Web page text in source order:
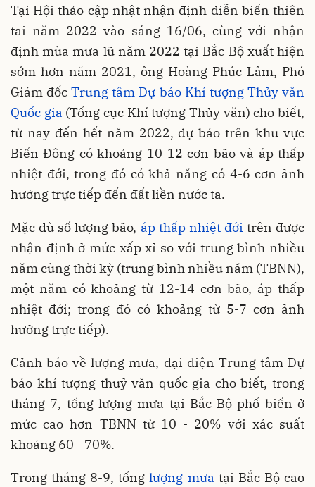
Tại Hội thảo cập nhật nhận định diễn biến thiên
tai năm 2022 vào sáng 16/06, cùng với nhận
định mùa mưa lũ năm 2022 tại Bắc Bộ xuất hiện
sớm hơn năm 2021, ông Hoàng Phúc Lâm, Phó
Giám đốcTrung tâm Dự báo Khí tượng Thủy văn
Quốc gia (Tổng cục Khí tượng Thủy văn) cho biết,
từ nay đến hết năm 2022, dự báo trên khu vực
Biển Đông có khoảng 10-12 cơn bão và áp thấp
nhiệt đới, trong đó có khả năng có 4-6 cơn ảnh
hưởng trực tiếp đến đất liền nước ta.
Mặc dù số lượng bão, áp thấp nhiệt đới trên được
nhận định ở mức xấp xỉ so với trung bình nhiều
năm cùng thời kỳ (trung bình nhiều năm (TBNN),
một năm có khoảng từ 12-14 cơn bão, áp thấp
nhiệt đới; trong đó có khoảng từ 5-7 cơn ảnh
hưởng trực tiếp).
Cảnh báo về lượng mưa, đại diện Trung tâm Dự
báo khí tượng thuỷ văn quốc gia cho biết, trong
tháng 7, tổng lượng mưa tại Bắc Bộ phổ biến ở
mức cao hơn TBNN từ 10 - 20% với xác suất
khoảng 60 - 70%.
Trong tháng 8-9, tổnglượng mưa tại Bắc Bộ cao